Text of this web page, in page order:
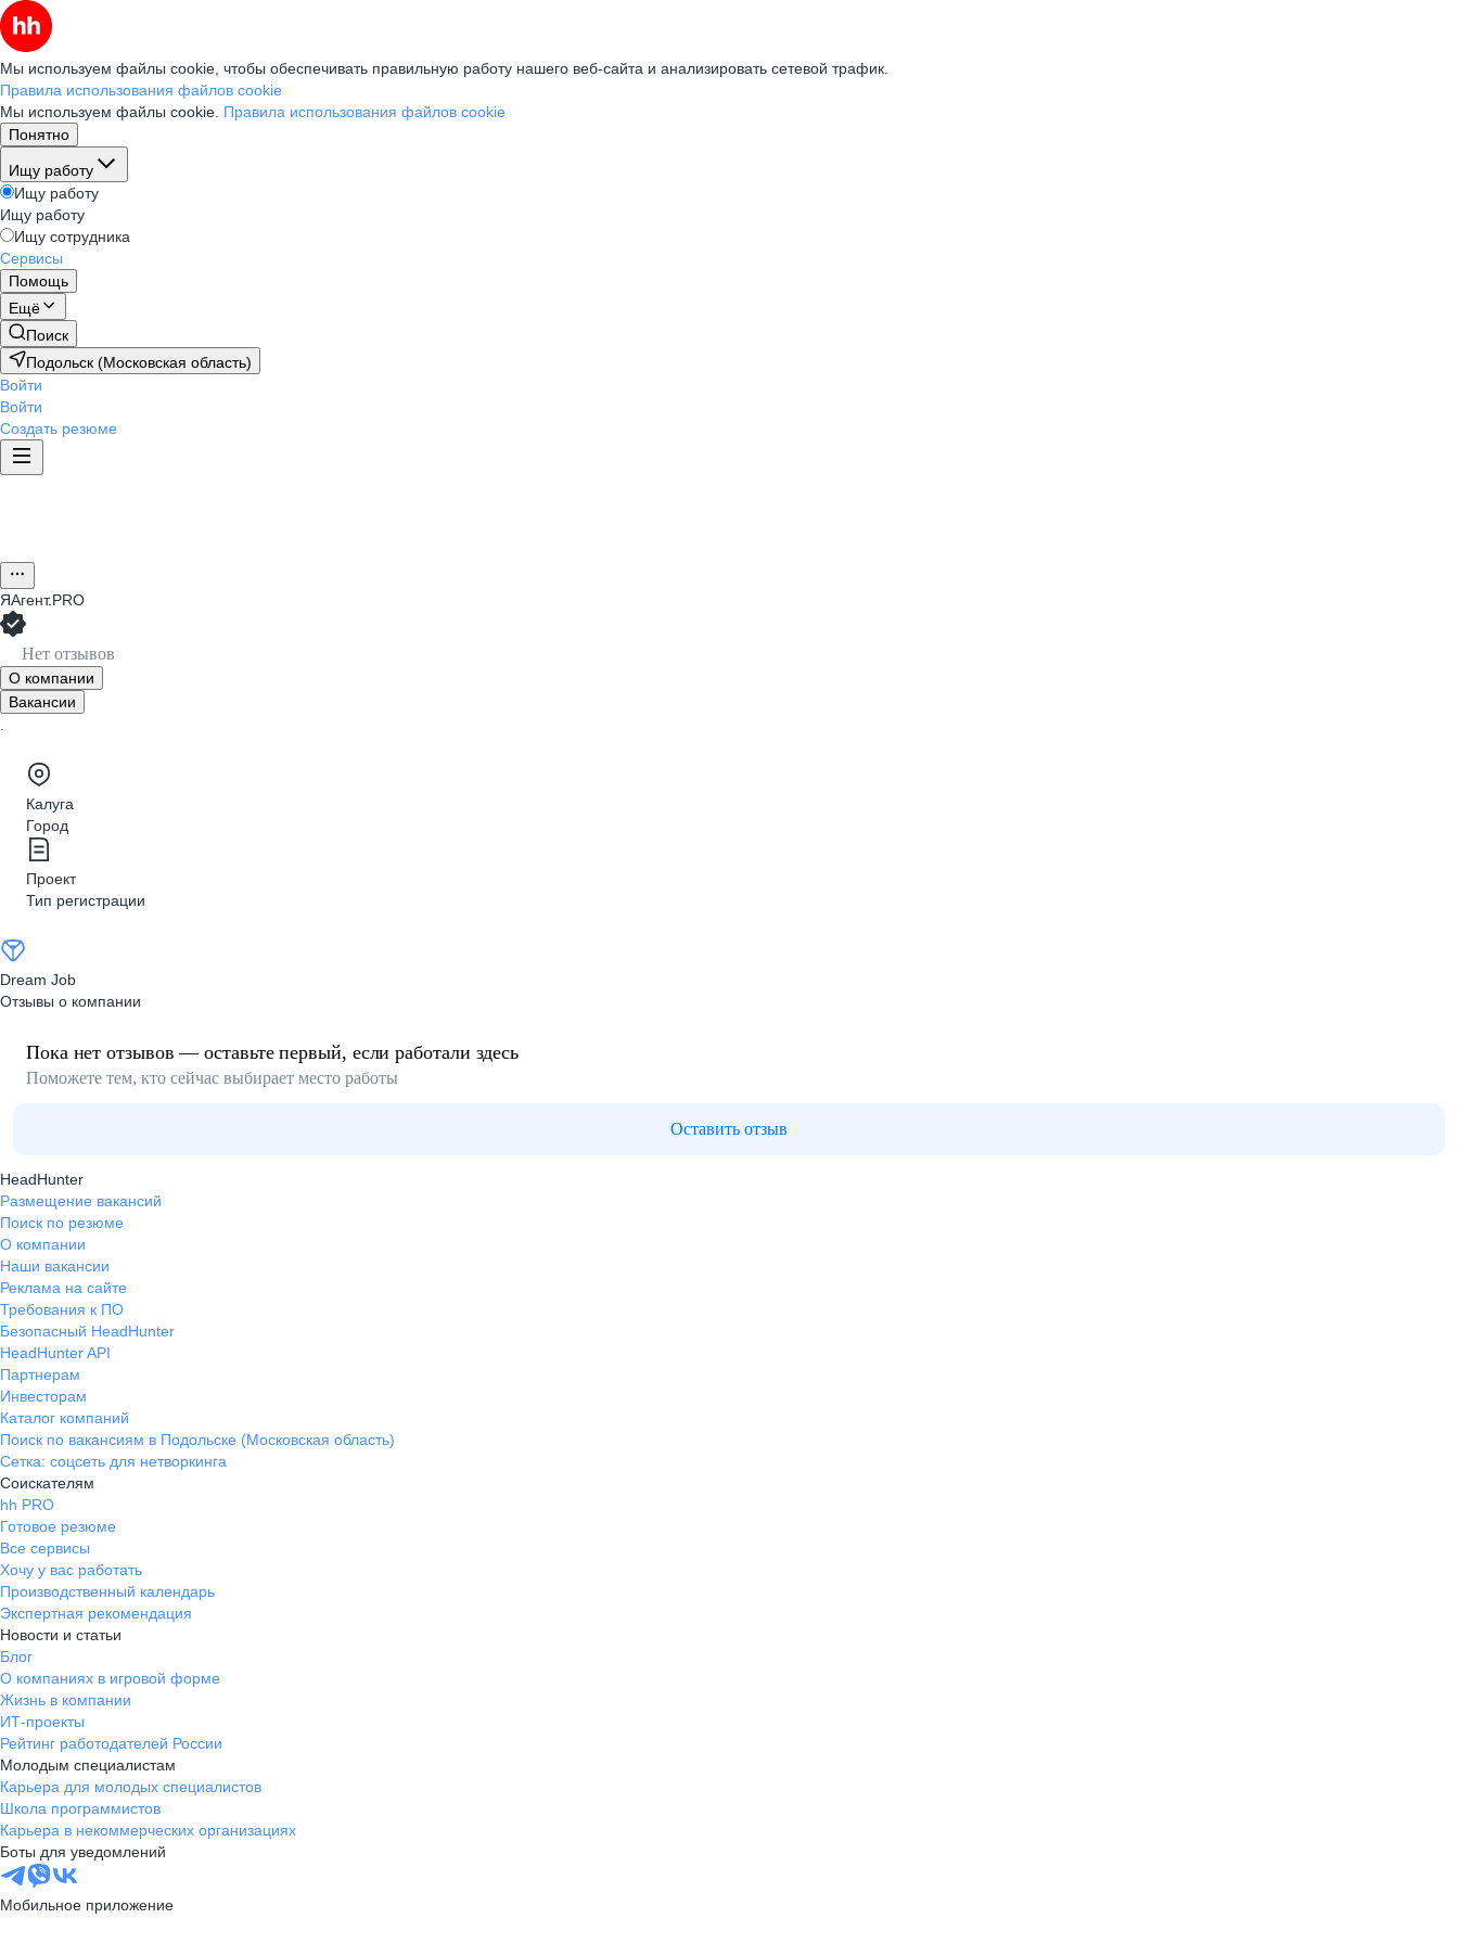
Мы используем файлы cookie, чтобы обеспечивать правильную работу нашего веб-сайта и анализировать сетевой трафик.
Правила использования файлов cookie
Мы используем файлы cookie. Правила использования файлов cookie
Понятно
Ищу работу
Ищу работу
Ищу работу
Ищу сотрудника
Сервисы
Помощь
Ещё
Поиск
Подольск (Московская область)
Войти
Войти
Создать резюме
ЯАгент.PRO
Нет отзывов
О компании
Вакансии
Калуга
Город
Проект
Тип регистрации
Dream Job
Отзывы о компании
Пока нет отзывов — оставьте первый, если работали здесь
Поможете тем, кто сейчас выбирает место работы
Оставить отзыв
HeadHunter
Размещение вакансий
Поиск по резюме
О компании
Наши вакансии
Реклама на сайте
Требования к ПО
Безопасный HeadHunter
HeadHunter API
Партнерам
Инвесторам
Каталог компаний
Поиск по вакансиям в Подольске (Московская область)
Сетка: соцсеть для нетворкинга
Соискателям
hh PRO
Готовое резюме
Все сервисы
Хочу у вас работать
Производственный календарь
Экспертная рекомендация
Новости и статьи
Блог
О компаниях в игровой форме
Жизнь в компании
ИТ-проекты
Рейтинг работодателей России
Молодым специалистам
Карьера для молодых специалистов
Школа программистов
Карьера в некоммерческих организациях
Боты для уведомлений
Мобильное приложение